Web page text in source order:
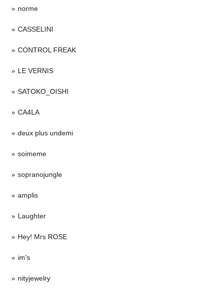
norme
CASSELINI
CONTROL FREAK
LE VERNIS
SATOKO_OISHI
CA4LA
deux plus undemi
soimeme
sopranojungle
amplis
Laughter
Hey! Mrs ROSE
im's
nityjewelry